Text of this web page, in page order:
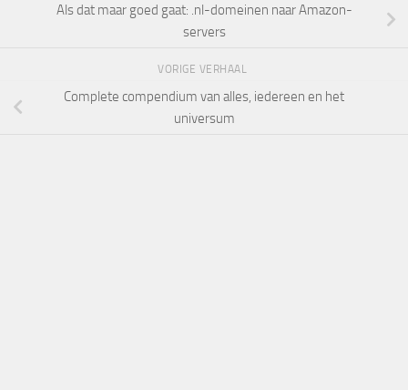
Als dat maar goed gaat: .nl-domeinen naar Amazon-
servers
VORIGE VERHAAL
Complete compendium van alles, iedereen en het
universum